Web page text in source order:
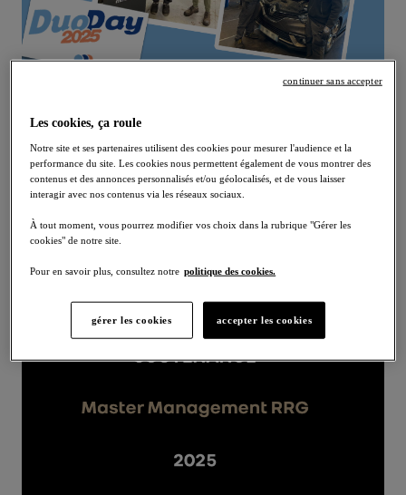
DuoDay : une immersion au
cœur de nos métiers
RRG a participé au DuoDay, une journée d’immersion
dédiée à la découverte des métiers et à l’inclusion
professionnelle.
Les cookies, ça roule
Notre site et ses partenaires utilisent des cookies pour mesurer l'audience et la
performance du site. Les cookies nous permettent également de vous montrer des
contenus et des annonces personnalisés et/ou géolocalisés, et de vous laisser
interagir avec nos contenus via les réseaux sociaux.
À tout moment, vous pourrez modifier vos choix dans la rubrique "Gérer les
cookies" de notre site.
Pour en savoir plus, consultez notre politique des cookies.
gérer les cookies accepter les cookies
continuer sans accepter